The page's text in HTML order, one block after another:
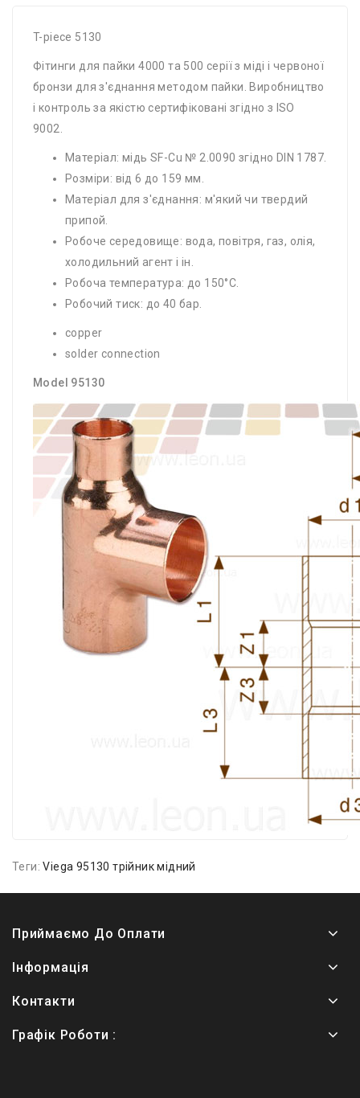
T-​piece 5130
Фітинги для пайки 4000 та 500 серії з міді і червоної
бронзи для з'єднання методом пайки. Виробництво
і контроль за якістю сертифіковані згідно з ISO
9002.
Матеріал: мідь SF-Cu № 2.0090 згідно DIN 1787.
Розміри: від 6 до 159 мм.
Матеріал для з'єднання: м'який чи твердий
припой.
Робоче середовище: вода, повітря, газ, олія,
холодильний агент і ін.
Робоча температура: до 150°С.
Робочий тиск: до 40 бар.
copper
solder connection
Model 95130
Теги:Viega 95130 трійник мідний
Приймаємо До Оплати
Інформація
Контакти
Графік Роботи :